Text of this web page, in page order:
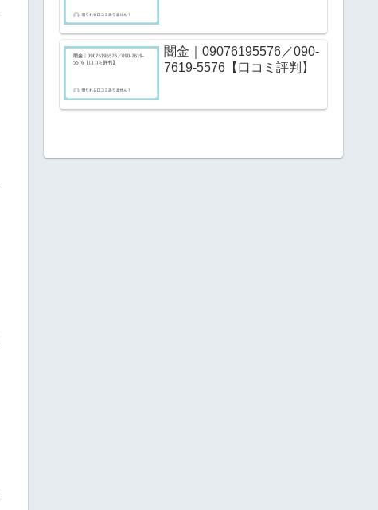
闇金｜09076195576／090-
7619-5576【口コミ評判】